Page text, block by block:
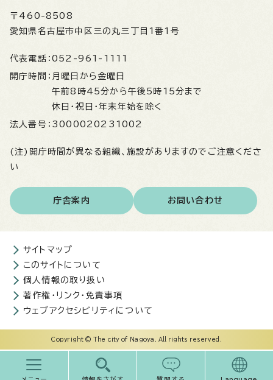
〒460-8508
愛知県名古屋市中区三の丸三丁目1番1号
代表電話： 052-961-1111
開庁時間： 月曜日から金曜日
午前8時45分から午後5時15分まで
休日・祝日・年末年始を除く
法人番号： 3000020231002
(注)開庁時間が異なる組織、施設がありますのでご注意くださ
い
庁舎案内 お問い合わせ
サイトマップ
このサイトについて
個人情報の取り扱い
著作権・リンク・免責事項
ウェブアクセシビリティについて
Copyright © The city of Nagoya. All rights reserved.